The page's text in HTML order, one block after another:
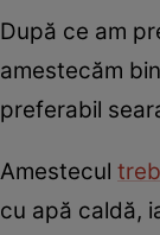
După ce am
amestecăm
preferabil
Amestecul
cu apă caldă,